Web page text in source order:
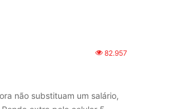
82.957
não substituam um salário,